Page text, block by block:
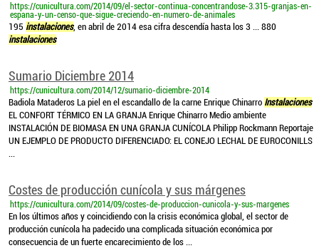
https://cunicultura.com/2014/09/el-sector-continua-concentrandose-3.315-granjas-en-
espana-y-un-censo-que-sigue-creciendo-en-numero-de-animales
195 instalaciones, en abril de 2014 esa cifra descendía hasta los 3 ... 880
instalaciones
Sumario Diciembre 2014
https://cunicultura.com/2014/12/sumario-diciembre-2014
Badiola Mataderos La piel en el escandallo de la carne Enrique Chinarro Instalaciones
EL CONFORT TÉRMICO EN LA GRANJA Enrique Chinarro Medio ambiente
INSTALACIÓN DE BIOMASA EN UNA GRANJA CUNÍCOLA Philipp Rockmann Reportaje
UN EJEMPLO DE PRODUCTO DIFERENCIADO: EL CONEJO LECHAL DE EUROCONILLS
...
Costes de producción cunícola y sus márgenes
https://cunicultura.com/2014/09/costes-de-produccion-cunicola-y-sus-margenes
En los últimos años y coincidiendo con la crisis económica global, el sector de
producción cunícola ha padecido una complicada situación económica por
consecuencia de un fuerte encarecimiento de los ...